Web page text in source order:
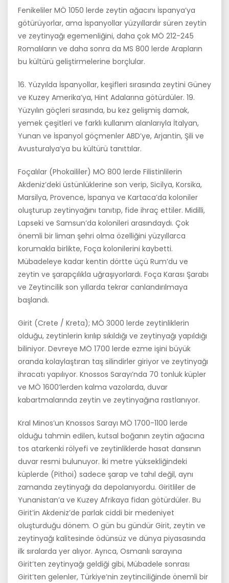
Fenikeliler MÖ 1050 lerde zeytin ağacını İspanya’ya
götürüyorlar, ama İspanyollar yüzyıllardır süren zeytin
ve zeytinyağı egemenliğini, daha çok MÖ 212-245
Romalıların ve daha sonra da MS 800 lerde Arapların
bu kültürü geliştirmelerine borçlular.
16. Yüzyılda İspanyollar, keşifleri sırasında zeytini Güney
ve Kuzey Amerika’ya, Hint Adalarına götürdüler. 19.
Yüzyılın göçleri sırasında, bu kez gelişmiş damak,
yemek çeşitleri ve farklı kullanım alanlarıyla İtalyan,
Yunan ve İspanyol göçmenler ABD’ye, Arjantin, Şili ve
Avustu­ralya’ya bu kültürü tanıttılar.
Foçalılar (Phokaililer) MÖ 800 lerde Filistinlilerin
Akdeniz’deki üstün­lüklerine son verip, Sicilya, Korsika,
Marsilya, Provence, İspanya ve Kartaca’da koloniler
oluşturup zeytinyağını tanıtıp, fide ihraç ettiler. Mi­dilli,
Lapseki ve Samsun’da kolonileri arasındaydı. Çok
önemli bir liman şehri olma özelliğini yüzyıllarca
korumakla birlikte, Foça kolonilerini kaybetti.
Mübadeleye kadar kentin dörtte üçü Rum’du ve
zeytin ve şa­rapçılıkla uğraşıyorlardı. Foça Karası Şarabı
ve Zeytincilik son yıllarda tekrar canlandırılmaya
başlandı.
Girit (Crete / Kreta); MÖ 3000 lerde zeytinliklerin
olduğu, zeytinlerin kırılıp sıkıldığı ve zeytinyağı yapıldığı
biliniyor. Devreye MÖ 1700 ler­de ezme işini büyük
oranda kolaylaştıran taş silindirler giriyor ve zey­tinyağı
ihracatı yapılıyor. Knossos Sarayı’nda 70 tonluk küpler
ve MÖ 1600’lerden kalma vazolarda, duvar
kabartmalarında zeytin ve zeytin­yağına rastlanıyor.
Kral Minos’un Knossos Sarayı MÖ 1700-1100 lerde
olduğu tahmin edi­len, kutsal boğanın zeytin ağacına
tos atarkenki rölyefi ve zeytinliklerde hasat dansının
duvar resmi bulunuyor. İki metre yüksekliğindeki
küpler­de (Pithoi) sadece şarap ve tahıl değil, aynı
zamanda zeytinyağı da depo­lanıyordu. Giritliler de
Yunanistan’a ve Kuzey Afrikaya fidan götürdüler. Bu
Girit’in Akdeniz’de parlak ciddi bir medeniyet
oluşturduğu dönem. O gün bu gündür Girit, zeytin ve
zeytinyağı kalitesinde ödünsüz ve dün­ya piyasasında
ilk sıralarda yer alıyor. Ayrıca, Osmanlı sarayına
Girit’ten zeytinyağı geldiği gibi, Mübadele sonrası
Girit’ten gelenler, Türkiye’nin zeytinciliğinde önemli bir